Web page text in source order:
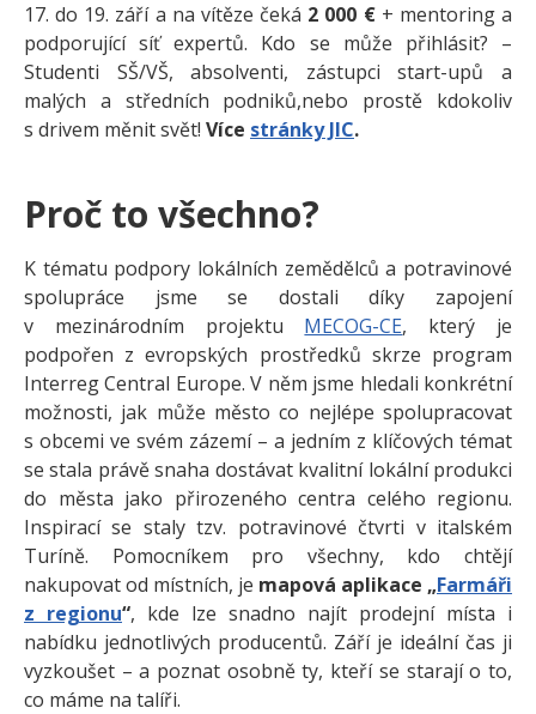
17. do 19. září a na vítěze čeká 2 000 €+ mentoring a
podporující síť expertů. Kdo se může přihlásit? –
Studenti SŠ/VŠ, absolventi, zástupci start-upů a
malých a středních podniků,nebo prostě kdokoliv
s drivem měnit svět! Více stránky JIC.
Proč to všechno?
K tématu podpory lokálních zemědělců a potravinové
spolupráce jsme se dostali díky zapojení
v mezinárodním projektu MECOG-CE, který je
podpořen z evropských prostředků skrze program
Interreg Central Europe. V něm jsme hledali konkrétní
možnosti, jak může město co nejlépe spolupracovat
s obcemi ve svém zázemí – a jedním z klíčových témat
se stala právě snaha dostávat kvalitní lokální produkci
do města jako přirozeného centra celého regionu.
Inspirací se staly tzv. potravinové čtvrti v italském
Turíně. Pomocníkem pro všechny, kdo chtějí
nakupovat od místních, je mapová aplikace „Farmáři
z regionu“, kde lze snadno najít prodejní místa i
nabídku jednotlivých producentů. Září je ideální čas ji
vyzkoušet – a poznat osobně ty, kteří se starají o to,
co máme na talíři.